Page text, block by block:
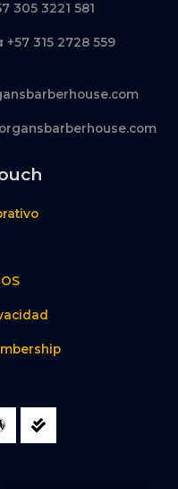
305 3221 581
+57 315 2728 559